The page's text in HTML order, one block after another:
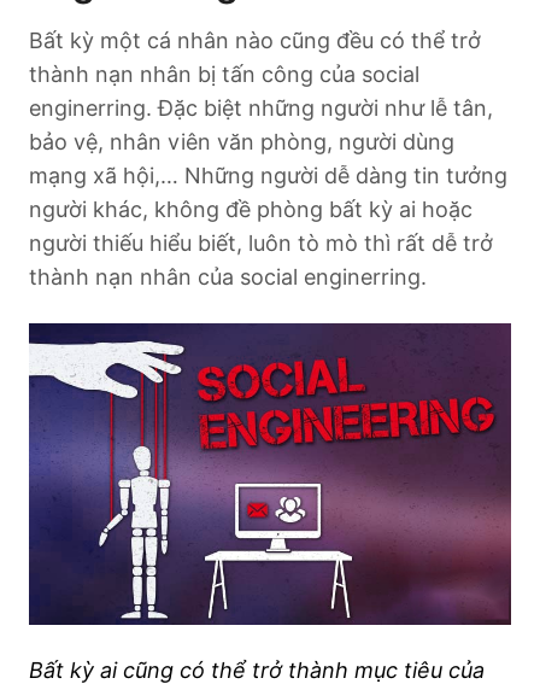
Bất kỳ một cá nhân nào cũng đều có thể trở
thành nạn nhân bị tấn công của social
enginerring. Đặc biệt những người như lễ tân,
bảo vệ, nhân viên văn phòng, người dùng
mạng xã hội,… Những người dễ dàng tin tưởng
người khác, không đề phòng bất kỳ ai hoặc
người thiếu hiểu biết, luôn tò mò thì rất dễ trở
thành nạn nhân của social enginerring.
Bất kỳ ai cũng có thể trở thành mục tiêu của